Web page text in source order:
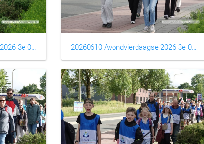
20260610 Avondvierdaagse 2026 3e 0001 20260610 Avondvierdaagse 2026 3e 0002